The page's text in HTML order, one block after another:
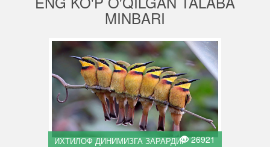
MINBARI
ИХТИЛОФ ДИНИМИЗГА ЗАРАРДИР26921